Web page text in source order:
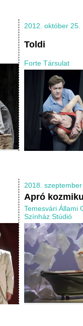
2012. október 25.
Toldi
Forte Társulat
2018. szeptember
Apró
Temesvári Állami
Színház Stúdió